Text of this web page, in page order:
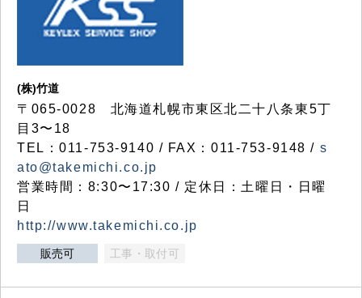
(株)竹道
〒065-0028 北海道札幌市東区北二十八条東5丁
目3〜18
TEL：011-753-9140 / FAX：011-753-9148 / s
ato@takemichi.co.jp
営業時間：8:30〜17:30 / 定休日：土曜日・日曜
日
http://www.takemichi.co.jp
販売可 工事・取付可